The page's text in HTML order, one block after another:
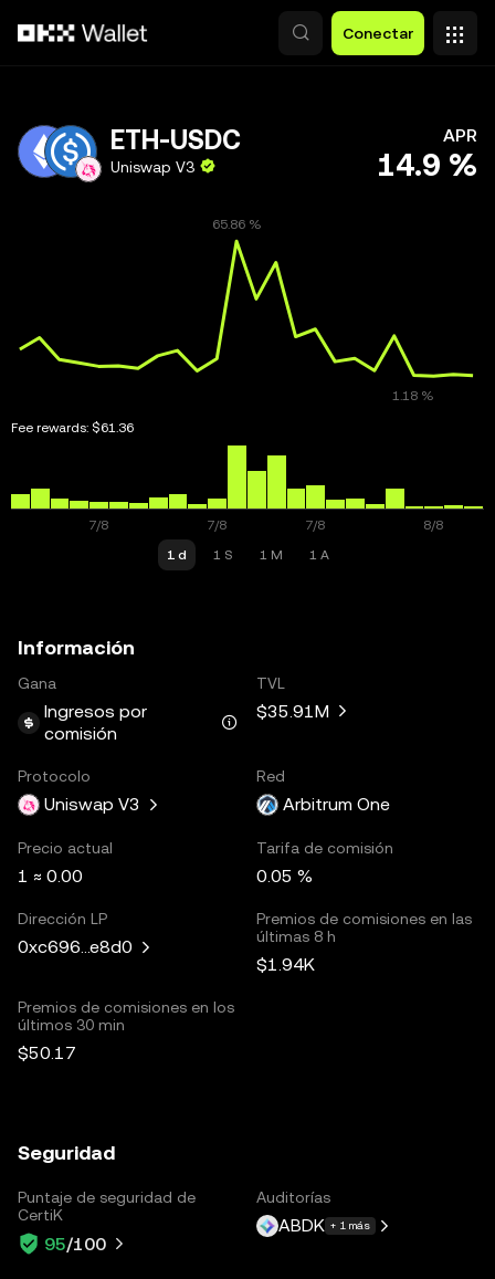
Conectar
ETH-USDC
Uniswap V3
APR
14.9 %
Fee rewards: $61.36
1 d 1 S 1 M 1 A
Información
Gana
Ingresos por
comisión
TVL
$35.91M
Protocolo
Uniswap V3
Red
Arbitrum One
Precio actual
1 ≈ 0.00
Tarifa de comisión
0.05 %
Dirección LP
0xc696...e8d0
Premios de comisiones en las
últimas 8 h
$1.94K
Premios de comisiones en los
últimos 30 min
$50.17
Seguridad
Puntaje de seguridad de
CertiK
95/100
Auditorías
ABDK + 1 más